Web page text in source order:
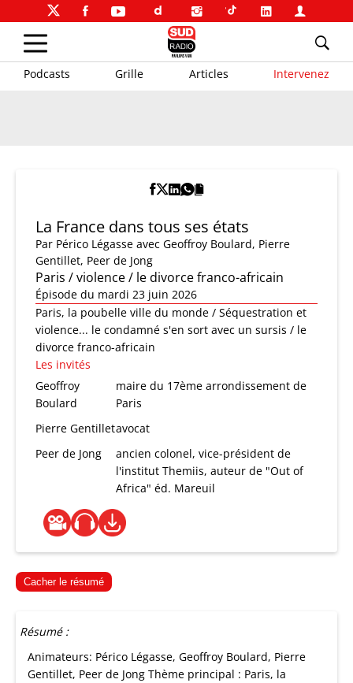
Podcasts Grille Articles Intervenez
La France dans tous ses états
Par Périco Légasse avec Geoffroy Boulard, Pierre
Gentillet, Peer de Jong
Paris / violence / le divorce franco-africain
Épisode du mardi 23 juin 2026
Paris, la poubelle ville du monde / Séquestration et
violence... le condamné s'en sort avec un sursis / le
divorce franco-africain
Les invités
Geoffroy
Boulard
maire du 17ème arrondissement de
Paris
Pierre Gentilletavocat
Peer de Jong
ancien colonel, vice-président de
l'institut Themiis, auteur de "Out of
Africa" éd. Mareuil
Cacher le résumé
Résumé :
Animateurs: Périco Légasse, Geoffroy Boulard, Pierre
Gentillet, Peer de Jong Thème principal : Paris, la